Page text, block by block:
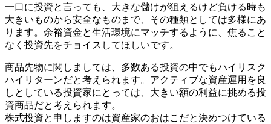
一口に投資と言っても、大きな儲けが狙えるけど負ける時も
大きいものから安全なものまで、その種類としては多様にあ
ります。余裕資金と生活環境にマッチするように、焦ること
なく投資先をチョイスしてほしいです。
商品先物に関しましては、多数ある投資の中でもハイリスク
ハイリターンだと考えられます。アクティブな資産運用を良
しとしている投資家にとっては、大きい額の利益に挑める投
資商品だと考えられます。
株式投資と申しますのは資産家のおはこだと決めつけている